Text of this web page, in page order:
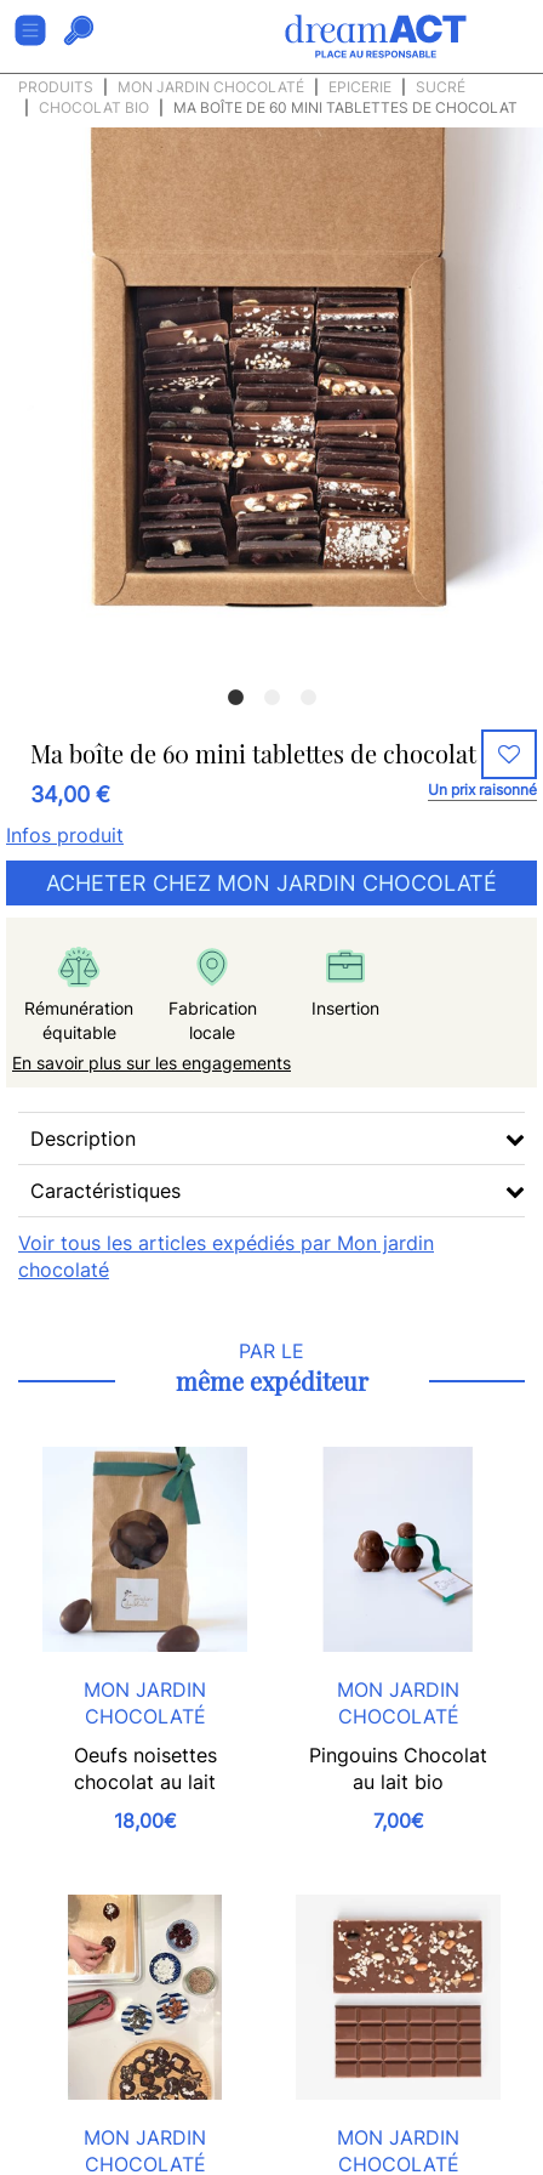
PRODUITS MON JARDIN CHOCOLATÉ EPICERIE
SUCRÉ
CHOCOLAT BIO
MA BOÎTE DE 60 MINI TABLETTES DE CHOCOLAT
Ma boîte de 60 mini tablettes de chocolat
34,00 € Un prix raisonné
Infos produit
ACHETER CHEZ MON JARDIN CHOCOLATÉ
Rémunération
équitable
Fabrication
locale
Insertion
En savoir plus sur les engagements
Description
Caractéristiques
Voir tous les articles expédiés par Mon jardin
chocolaté
PAR LE
même expéditeur
MON JARDIN
CHOCOLATÉ
Oeufs noisettes
chocolat au lait
18,00€
MON JARDIN
CHOCOLATÉ
Pingouins Chocolat
au lait bio
7,00€
MON JARDIN
CHOCOLATÉ
MON JARDIN
CHOCOLATÉ